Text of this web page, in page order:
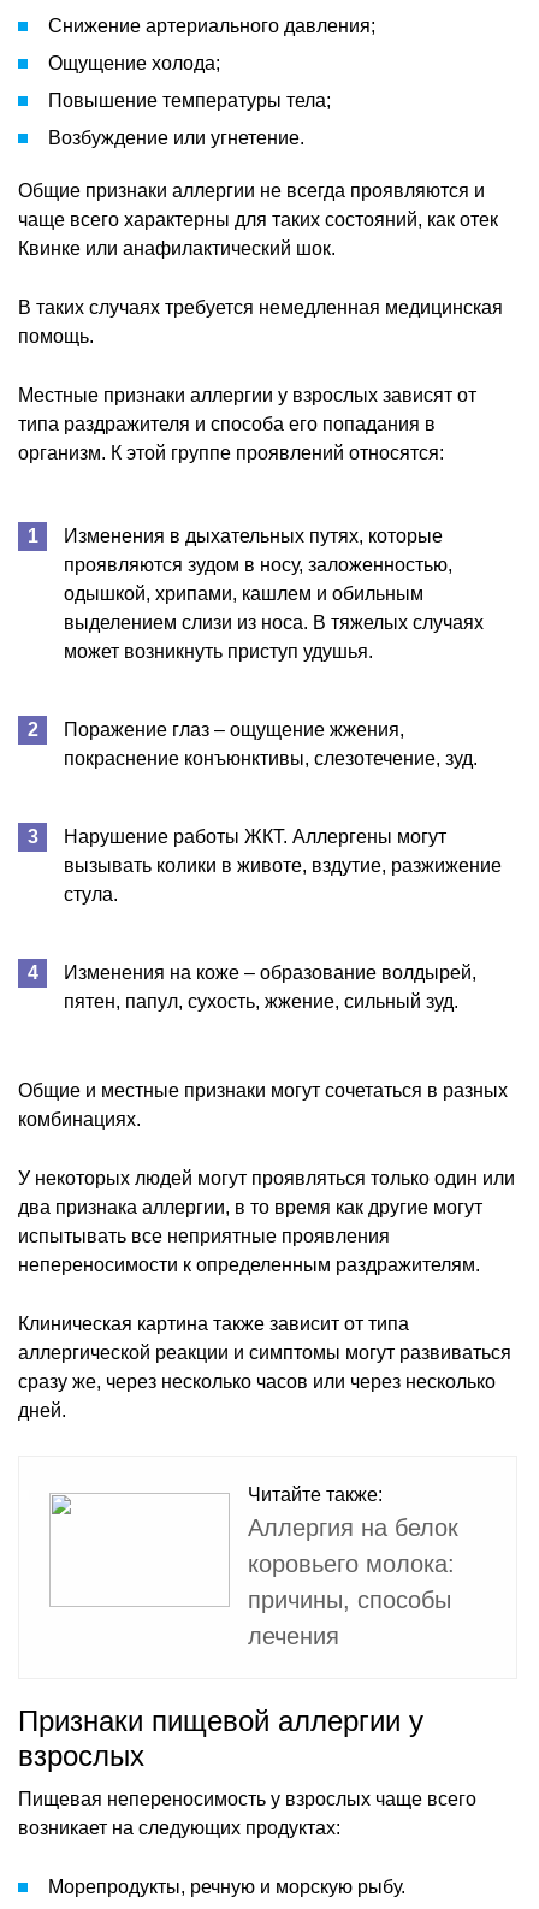
Снижение артериального давления;
Ощущение холода;
Повышение температуры тела;
Возбуждение или угнетение.
Общие признаки аллергии не всегда проявляются и
чаще всего характерны для таких состояний, как отек
Квинке или анафилактический шок.
В таких случаях требуется немедленная медицинская
помощь.
Местные признаки аллергии у взрослых зависят от
типа раздражителя и способа его попадания в
организм. К этой группе проявлений относятся:
Изменения в дыхательных путях, которые
проявляются зудом в носу, заложенностью,
одышкой, хрипами, кашлем и обильным
выделением слизи из носа. В тяжелых случаях
может возникнуть приступ удушья.
Поражение глаз – ощущение жжения,
покраснение конъюнктивы, слезотечение, зуд.
Нарушение работы ЖКТ. Аллергены могут
вызывать колики в животе, вздутие, разжижение
стула.
Изменения на коже – образование волдырей,
пятен, папул, сухость, жжение, сильный зуд.
Общие и местные признаки могут сочетаться в разных
комбинациях.
У некоторых людей могут проявляться только один или
два признака аллергии, в то время как другие могут
испытывать все неприятные проявления
непереносимости к определенным раздражителям.
Клиническая картина также зависит от типа
аллергической реакции и симптомы могут развиваться
сразу же, через несколько часов или через несколько
дней.
Читайте также:
Аллергия на белок
коровьего молока:
причины, способы
лечения
Признаки пищевой аллергии у
взрослых
Пищевая непереносимость у взрослых чаще всего
возникает на следующих продуктах:
Морепродукты, речную и морскую рыбу.